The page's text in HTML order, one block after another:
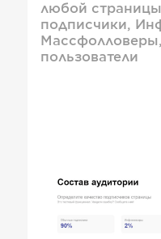
любой
подписчики,
пользователи